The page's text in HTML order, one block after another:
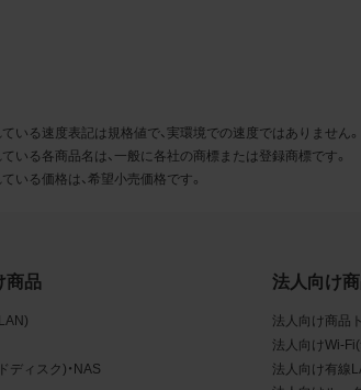
ることに同意します。
2.利用許諾
る場合に限り商品
からの個別の同意
データを利用するこ
3.遵守事項
いる速度表記は規格値で、実環境での速度ではありません。
いる各商品名は、一般に各社の商標または登録商標です。
いる価格は、希望小売価格です。
商品
ディスク)・NAS
法人向け
法人向け商品
法人向けWi-
法人向け有線